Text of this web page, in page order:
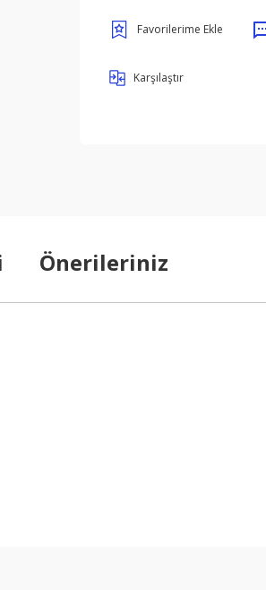
Karşılaştır
Önerileriniz